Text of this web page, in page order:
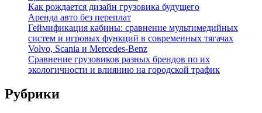
Как рождается дизайн грузовика будущего
Аренда авто без переплат
Геймификация кабины: сравнение мультимедийных
систем и игровых функций в современных тягачах
Volvo, Scania и Mercedes-Benz
Сравнение грузовиков разных брендов по их
экологичности и влиянию на городской трафик
Рубрики